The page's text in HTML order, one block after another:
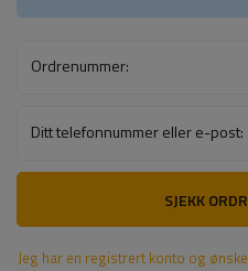
Ordrenummer:
Ditt telefonnummer eller e-post:
SJEKK
Jeg har en registrert konto og